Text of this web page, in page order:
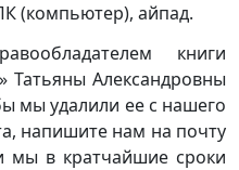
(компьютер), айпад.
книги
Александровны
мы удалили ее с нашего
напишите нам на почту
мы в кратчайшие сроки